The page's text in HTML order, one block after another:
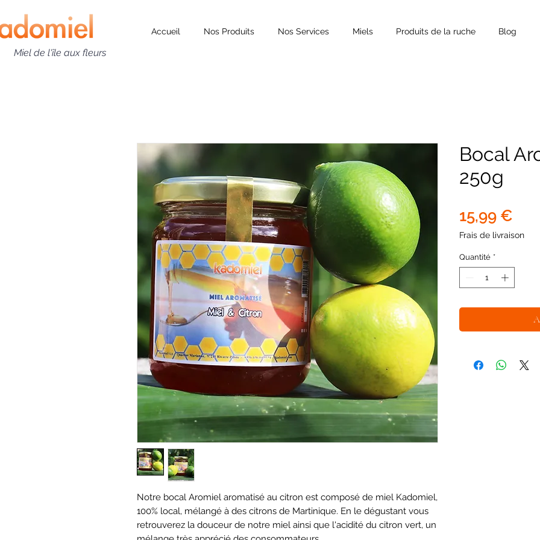
Accueil Nos Produits Nos Services Miels Produits de la ruche Blog
Miel de l'île aux fleurs
Notre bocal Aromiel aromatisé au citron est composé de miel Kadomiel,
100% local, mélangé à des citrons de Martinique. En le dégustant vous
retrouverez la douceur de notre miel ainsi que l'acidité du citron vert, un
Bocal
250g
15,99 €
Frais de livraison
Quantité *